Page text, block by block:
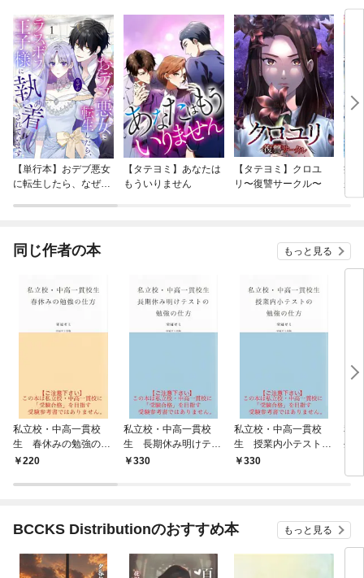
【単行本】おデブ悪女
に転生したら、なぜか
【タテヨミ】あなたは
もういりません
【タテヨミ】クロユ
リ〜復讐サークル〜
病
が
ぎ
同じ作者の本 もっと見る
私立校・中高一貫校
生 春休みの勉強の仕
方220
私立校・中高一貫校
生 長期休み明けテス
トの勉強の仕方
330
私立校・中高一貫校
生 授業内小テストの
勉強の仕方
330
私
生
BCCKS Distributionのおすすめ本 もっと見る